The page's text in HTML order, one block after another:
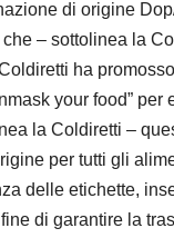
di origine
– sottolinea la
ha
your food”
la Coldiretti –
per tutti gli
delle etichette,
di garantire la